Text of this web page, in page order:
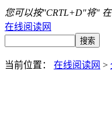
您可以按"CRTL+D"将"
在线阅读网
当前位置： 在线阅读网 >